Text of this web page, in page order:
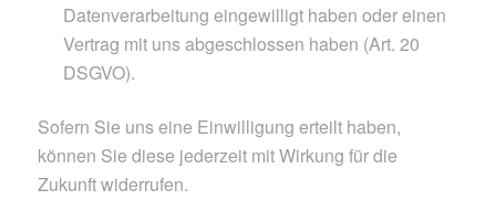
Datenverarbeitung eingewilligt haben oder einen
Vertrag mit uns abgeschlossen haben (Art. 20
DSGVO).
Sofern Sie uns eine Einwilligung erteilt haben,
können Sie diese jederzeit mit Wirkung für die
Zukunft widerrufen.